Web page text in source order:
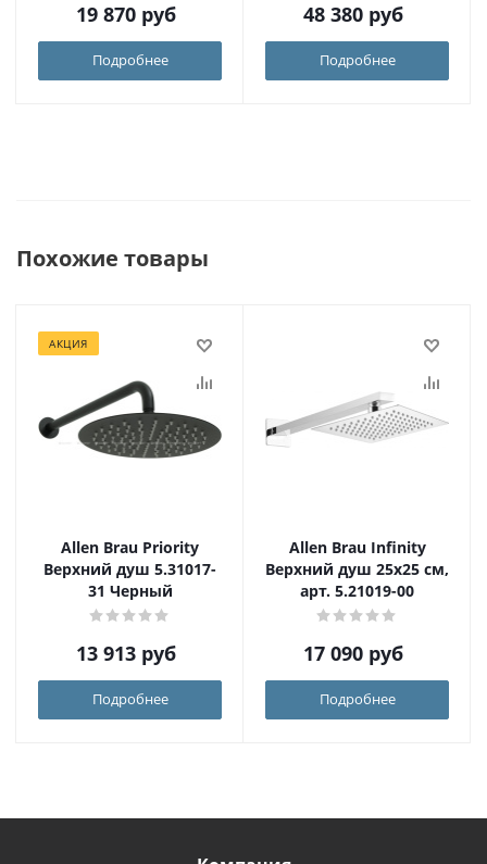
19 870 руб
Подробнее
48 380 руб
Подробнее
Похожие товары
АКЦИЯ
Allen Brau Priority
Верхний душ 5.31017-
31 Черный
13 913 руб
Подробнее
Allen Brau Infinity
Верхний душ 25х25 см,
арт. 5.21019-00
17 090 руб
Подробнее